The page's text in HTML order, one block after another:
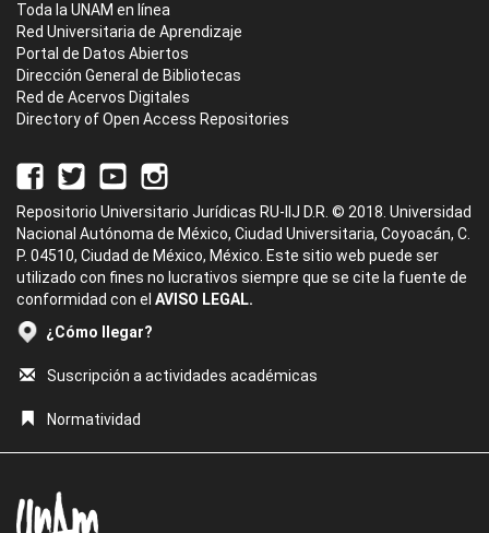
Toda la UNAM en línea
Red Universitaria de Aprendizaje
Portal de Datos Abiertos
Dirección General de Bibliotecas
Red de Acervos Digitales
Directory of Open Access Repositories
Repositorio Universitario Jurídicas RU-IIJ D.R. © 2018. Universidad
Nacional Autónoma de México, Ciudad Universitaria, Coyoacán, C.
P. 04510, Ciudad de México, México. Este sitio web puede ser
utilizado con fines no lucrativos siempre que se cite la fuente de
conformidad con el AVISO LEGAL.
¿Cómo llegar?
Suscripción a actividades académicas
Normatividad